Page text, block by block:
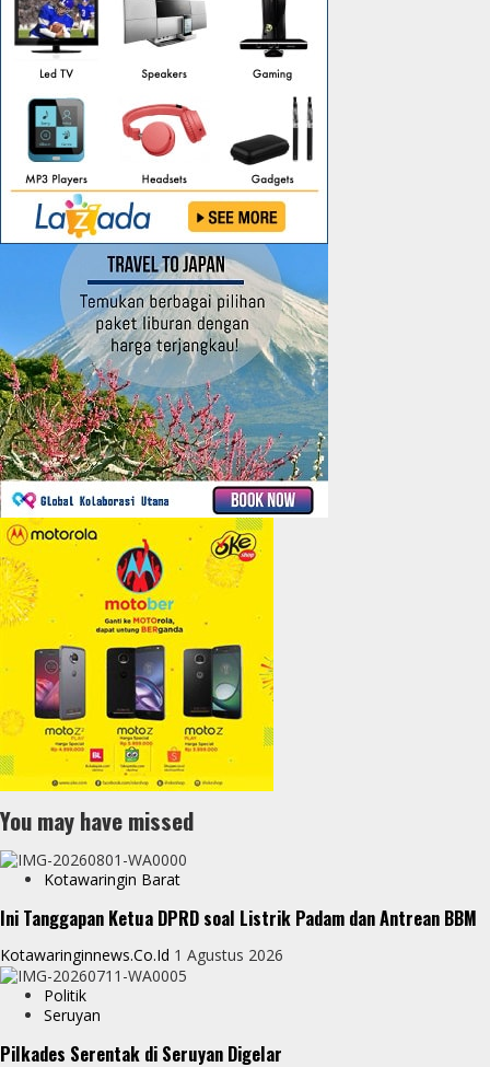
You may have missed
Kotawaringin Barat
Ini Tanggapan Ketua DPRD soal Listrik Padam dan Antrean BBM
Kotawaringinnews.co.id 1 Agustus 2026
Politik
Seruyan
Pilkades Serentak di Seruyan Digelar